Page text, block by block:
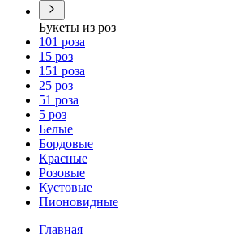
Букеты из роз
101 роза
15 роз
151 роза
25 роз
51 роза
5 роз
Белые
Бордовые
Красные
Розовые
Кустовые
Пионовидные
Главная